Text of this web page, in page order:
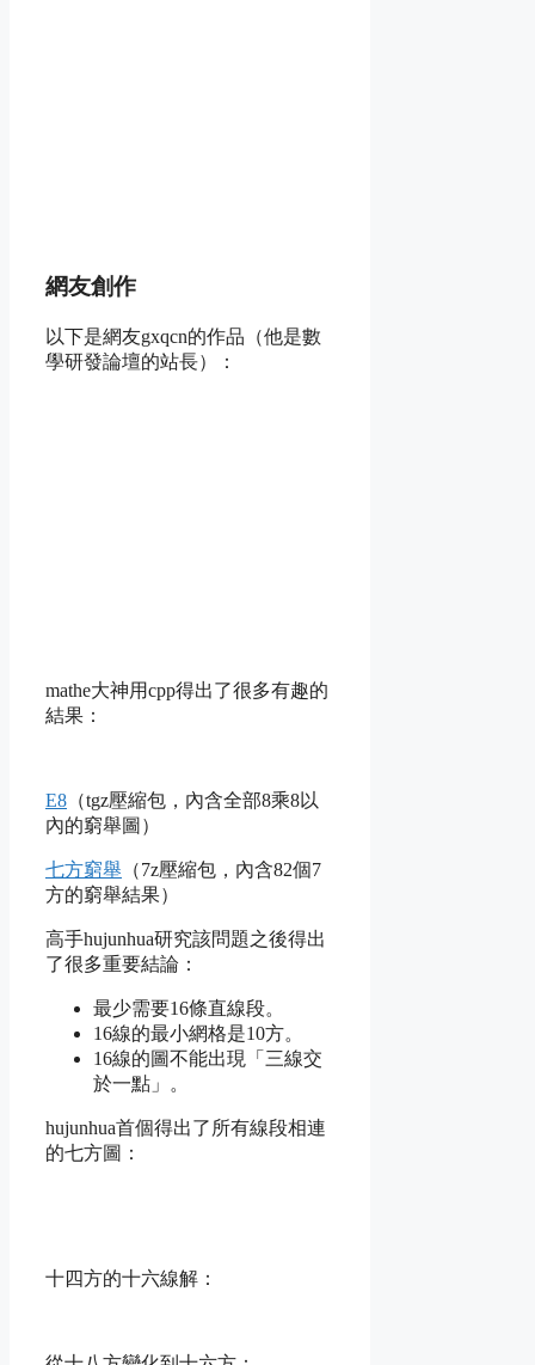
網友創作
以下是網友gxqcn的作品（他是數
學研發論壇的站長）：
mathe大神用cpp得出了很多有趣的
結果：
E8 （tgz壓縮包，內含全部8乘8以
內的窮舉圖）
七方窮舉 （7z壓縮包，內含82個7
方的窮舉結果）
高手hujunhua研究該問題之後得出
了很多重要結論：
最少需要16條直線段。
16線的最小網格是10方。
16線的圖不能出現「三線交
於一點」。
hujunhua首個得出了所有線段相連
的七方圖：
十四方的十六線解：